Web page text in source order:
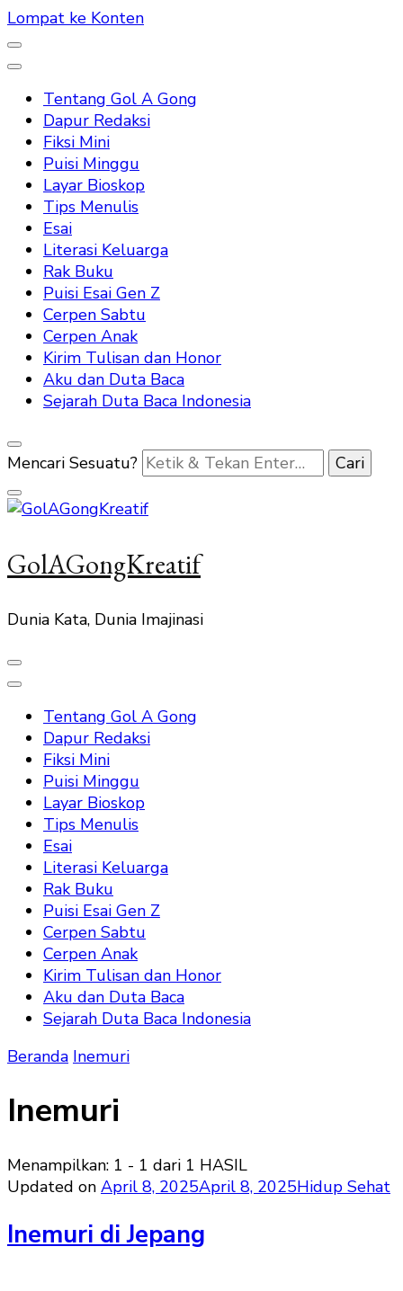
Lompat ke Konten
Tentang Gol A Gong
Dapur Redaksi
Fiksi Mini
Puisi Minggu
Layar Bioskop
Tips Menulis
Esai
Literasi Keluarga
Rak Buku
Puisi Esai Gen Z
Cerpen Sabtu
Cerpen Anak
Kirim Tulisan dan Honor
Aku dan Duta Baca
Sejarah Duta Baca Indonesia
Mencari Sesuatu?
GolAGongKreatif
Dunia Kata, Dunia Imajinasi
Tentang Gol A Gong
Dapur Redaksi
Fiksi Mini
Puisi Minggu
Layar Bioskop
Tips Menulis
Esai
Literasi Keluarga
Rak Buku
Puisi Esai Gen Z
Cerpen Sabtu
Cerpen Anak
Kirim Tulisan dan Honor
Aku dan Duta Baca
Sejarah Duta Baca Indonesia
Beranda Inemuri
Inemuri
Menampilkan: 1 - 1 dari 1 HASIL
Updated on April 8, 2025April 8, 2025Hidup Sehat
Inemuri di Jepang